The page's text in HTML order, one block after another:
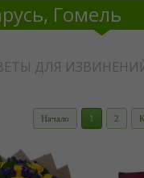
Гомель
ДЛЯ
Начало 1 2